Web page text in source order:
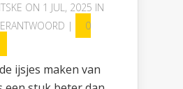
ON 1 JUL, 2025 IN
|
0
ijsjes maken van